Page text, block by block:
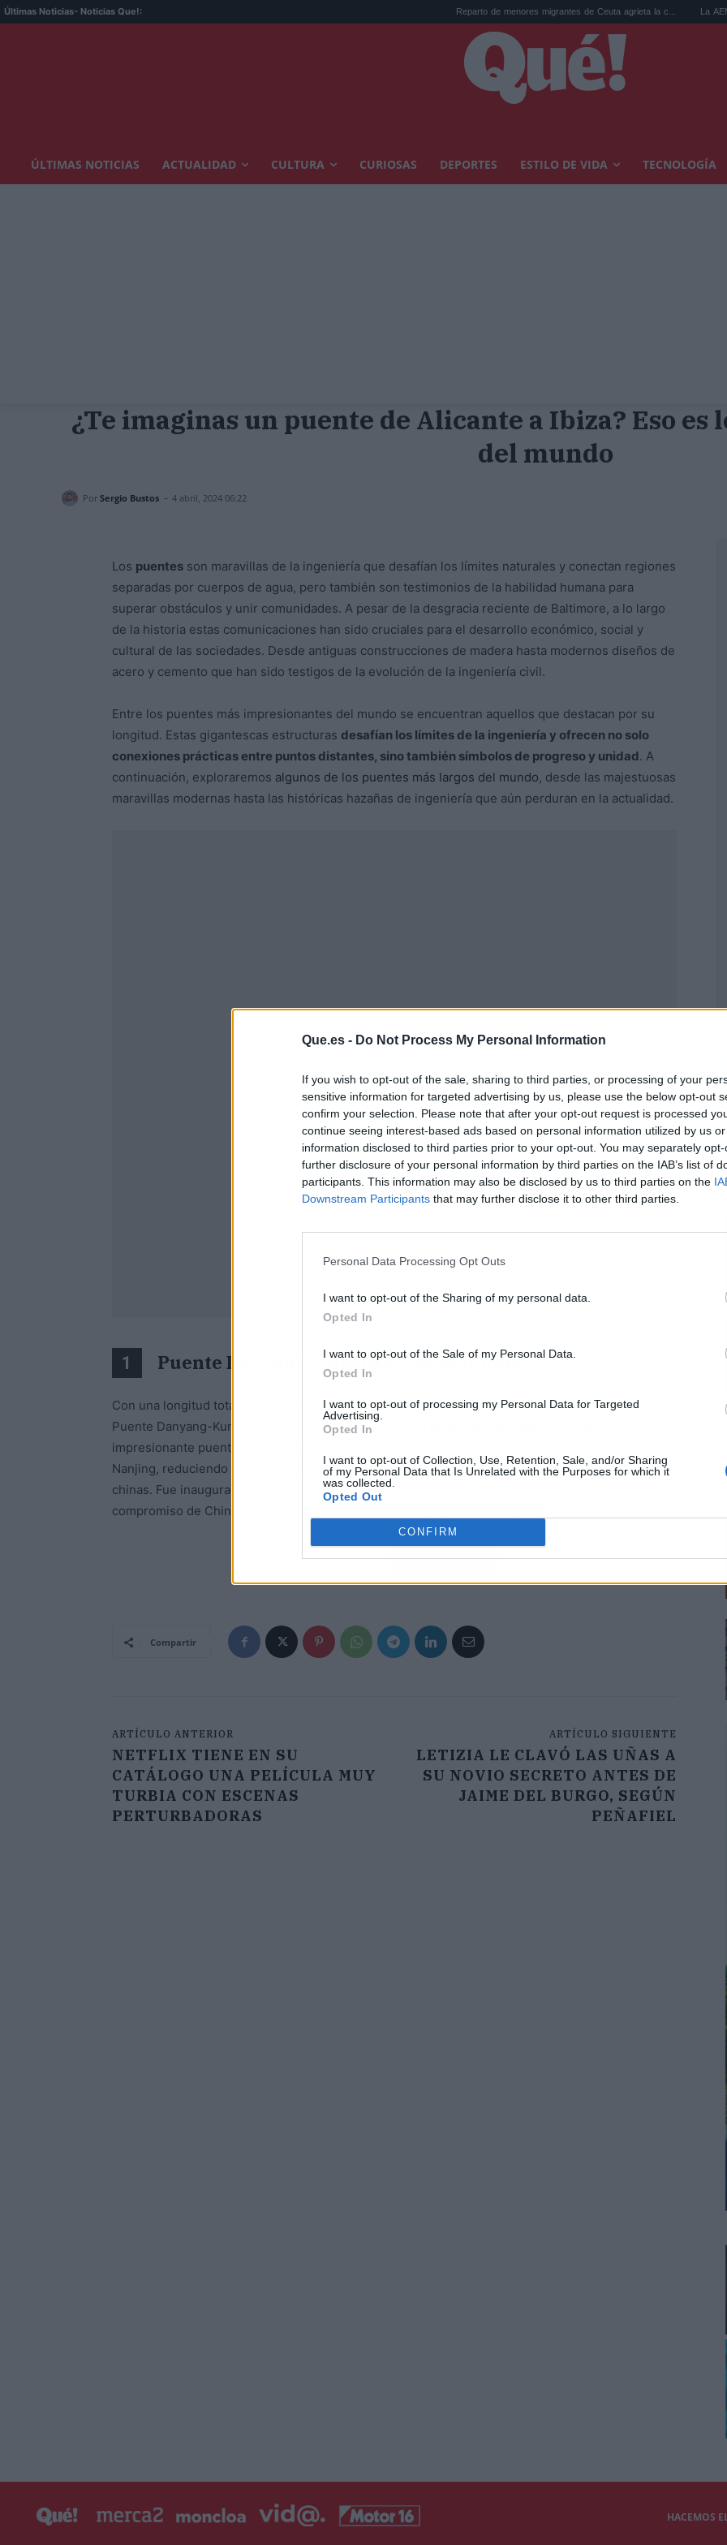
Que.es - Do Not Process My Personal Information
If you wish to opt-out of the sale, sharing to third parties, or processing of your
sensitive information for targeted advertising by us, please use the below opt-out
confirm your selection. Please note that after your opt-out request is processed
continue seeing interest-based ads based on personal information utilized by us
information disclosed to third parties prior to your opt-out. You may separately
further disclosure of your personal information by third parties on the IAB’s list of
participants. This information may also be disclosed by us to third parties on the
Downstream Participants that may further disclose it to other third parties.
Personal Data Processing Opt Outs
I want to opt-out of the Sharing of my personal data.
Opted In
I want to opt-out of the Sale of my Personal Data.
Opted In
I want to opt-out of processing my Personal Data for Targeted
Advertising.
Opted In
I want to opt-out of Collection, Use, Retention, Sale, and/or Sharing
of my Personal Data that Is Unrelated with the Purposes for which it
was collected.
Opted Out
CONFIRM
Últimas Noticias- Noticias Que!: Reparto de menores migrantes de Ceuta agrieta la c... La AEMET
ÚLTIMAS NOTICIAS ACTUALIDAD CULTURA CURIOSAS DEPORTES ESTILO DE VIDA TECNOLOGÍA
¿Te imaginas un puente de Alicante a Ibiza? Eso es
del mundo
Por Sergio Bustos - 4 abril, 2024 06:22
Los puentes son maravillas de la ingeniería que desafían los límites naturales y conectan regiones
separadas por cuerpos de agua, pero también son testimonios de la habilidad humana para
superar obstáculos y unir comunidades. A pesar de la desgracia reciente de Baltimore, a lo largo
de la historia estas comunicaciones han sido cruciales para el desarrollo económico, social y
cultural de las sociedades. Desde antiguas construcciones de madera hasta modernos diseños de
acero y cemento que han sido testigos de la evolución de la ingeniería civil.
Entre los puentes más impresionantes del mundo se encuentran aquellos que destacan por su
longitud. Estas gigantescas estructuras desafían los límites de la ingeniería y ofrecen no solo
conexiones prácticas entre puntos distantes, sino también símbolos de progreso y unidad. A
continuación, exploraremos algunos de los puentes más largos del mundo, desde las majestuosas
maravillas modernas hasta las históricas hazañas de ingeniería que aún perduran en la actualidad.
Publicidad
1 Puente Danyang-Kunshan Grand (China)
Con una longitud total de 164.8 kilómetros, una distancia similar a la que hay de Alicante a Ibiza, el
Puente Danyang-Kunshan Grand, ubicado en China,
impresionante puente forma parte de la línea de ferrocarril de alta velocidad entre Shanghai y
Nanjing, reduciendo significativamente el tiempo de viaje entre estas dos importantes ciudades
chinas. Fue inaugurado en 2011 y es logro notable de la ingeniería moderna que representa el
compromiso de China con la expansión de su infraestructura de transporte.
Atrás Siguiente
Compartir
ARTÍCULO ANTERIOR
NETFLIX TIENE EN SU
CATÁLOGO UNA PELÍCULA MUY
TURBIA CON ESCENAS
PERTURBADORAS
ARTÍCULO SIGUIENTE
LETIZIA LE CLAVÓ LAS UÑAS A
SU NOVIO SECRETO ANTES DE
JAIME DEL BURGO, SEGÚN
PEÑAFIEL
HACEMOS